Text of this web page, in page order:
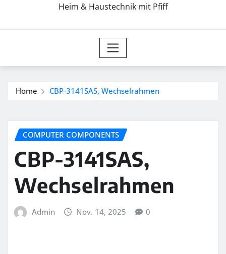
Heim & Haustechnik mit Pfiff
Home CBP-3141SAS, Wechselrahmen
COMPUTER COMPONENTS
CBP-3141SAS,
Wechselrahmen
Admin Nov. 14, 2025 0